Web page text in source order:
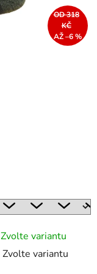
Zvolte variantu
Zvolte variantu
OD 318
KČ
AŽ –6 %